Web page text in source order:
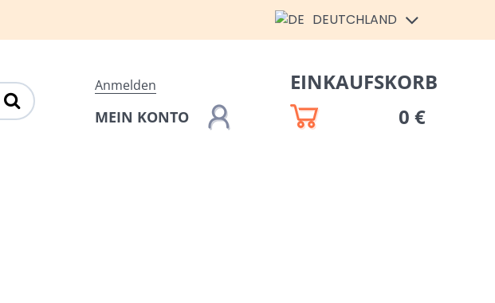
DEUTCHLAND
Anmelden
MEIN KONTO
EINKAUFSKORB
0 €